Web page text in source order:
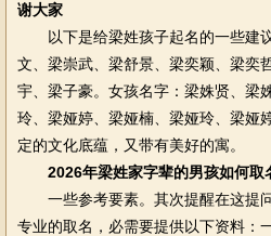
谢大家
以下是给梁姓孩子起名的一些建
文、梁崇武、梁舒景、梁奕颖、梁奕
宇、梁子豪。女孩名字：梁姝贤、梁
玲、梁娅婷、梁娅楠、梁娅玲、梁娅
定的文化底蕴，又带有美好的寓。
2026年梁姓家字辈的男孩如何取
一些参考要素。其次提醒在这提
专业的取名，必需要提供以下资料：